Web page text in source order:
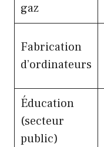
gaz
Fabrication
d’ordinateurs
Éducation
(secteur
public)